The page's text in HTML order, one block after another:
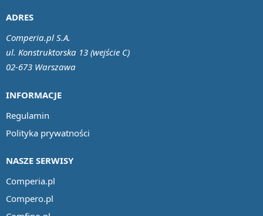
INFORMACJE
Regulamin
Polityka prywatności
NASZE SERWISY
Comperia.pl
Compero.pl
ADRES
Comperia.pl S.A.
ul. Konstruktorska 13 (wejście C)
02-673 Warszawa